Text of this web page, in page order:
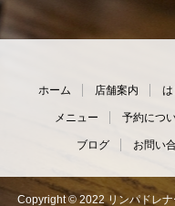
ホーム 店舗案内
メニュー 予約につ
ブログ お問い
Copyright © 2022 リンパドレ